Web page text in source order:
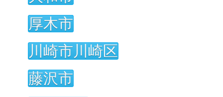
厚木市
川崎市川崎区
藤沢市